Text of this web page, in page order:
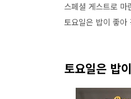
스페셜 게스트로 마
토요일은 밥이 좋아
토요일은 밥